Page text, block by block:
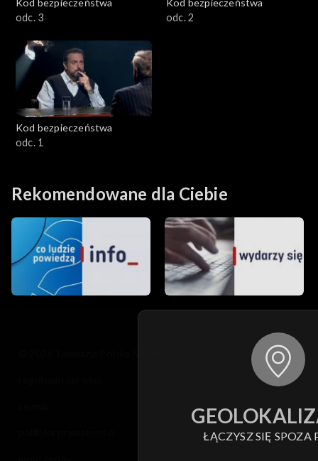
odc. 3
odc. 2
Kod bezpieczeństwa
odc. 1
Rekomendowane dla Ciebie
ŁĄCZYSZ SIĘ SPOZA